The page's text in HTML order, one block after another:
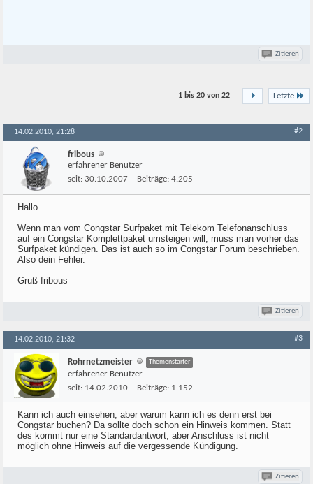
Zitieren
Letzte
1 bis 20 von 22
14.02.2010, 21:28 #2
fribous
erfahrener Benutzer
seit: 30.10.2007 Beiträge: 4.205
Hallo
Wenn man vom Congstar Surfpaket mit Telekom Telefonanschluss
auf ein Congstar Komplettpaket umsteigen will, muss man vorher das
Surfpaket kündigen. Das ist auch so im Congstar Forum beschrieben.
Also dein Fehler.
Gruß fribous
Zitieren
14.02.2010, 21:32 #3
Rohrnetzmeister Themenstarter
erfahrener Benutzer
seit: 14.02.2010 Beiträge: 1.152
Kann ich auch einsehen, aber warum kann ich es denn erst bei
Congstar buchen? Da sollte doch schon ein Hinweis kommen. Statt
des kommt nur eine Standardantwort, aber Anschluss ist nicht
möglich ohne Hinweis auf die vergessende Kündigung.
Zitieren